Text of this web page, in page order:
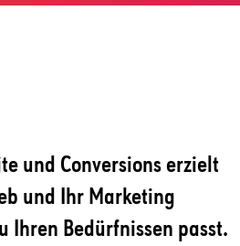
und Conversions erzielt
und Ihr Marketing
Ihren Bedürfnissen passt.